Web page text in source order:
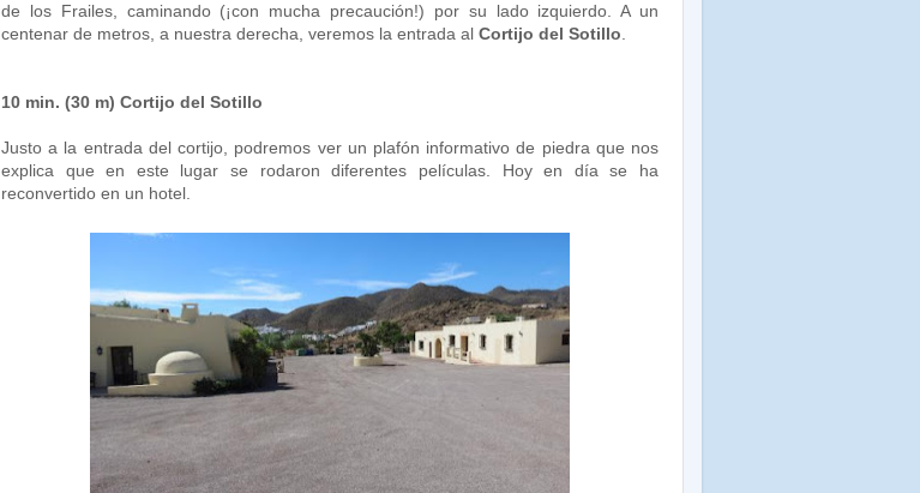
de los Frailes, caminando (¡con mucha precaución!) por su lado izquierdo. A un
centenar de metros, a nuestra derecha, veremos la entrada al Cortijo del Sotillo.
10 min. (30 m) Cortijo del Sotillo
Justo a la entrada del cortijo, podremos ver un plafón informativo de piedra que nos
explica que en este lugar se rodaron diferentes películas. Hoy en día se ha
reconvertido en un hotel.